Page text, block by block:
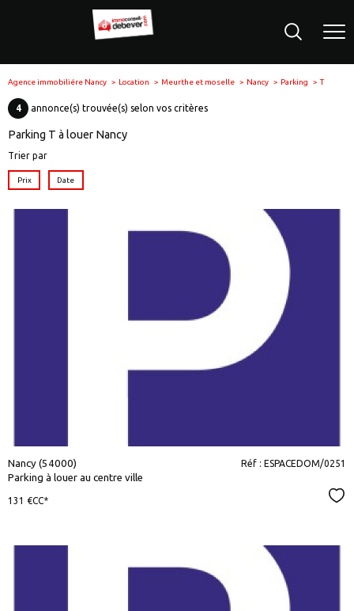
Agence immobiliére Nancy Location Meurthe et moselle Nancy Parking T
4 annonce(s) trouvée(s) selon vos critères
Parking T à louer Nancy
Trier par
Prix Date
bien
Nancy (54000)
Parking à louer au centre ville
Réf : ESPACEDOM/0251
131 €CC*